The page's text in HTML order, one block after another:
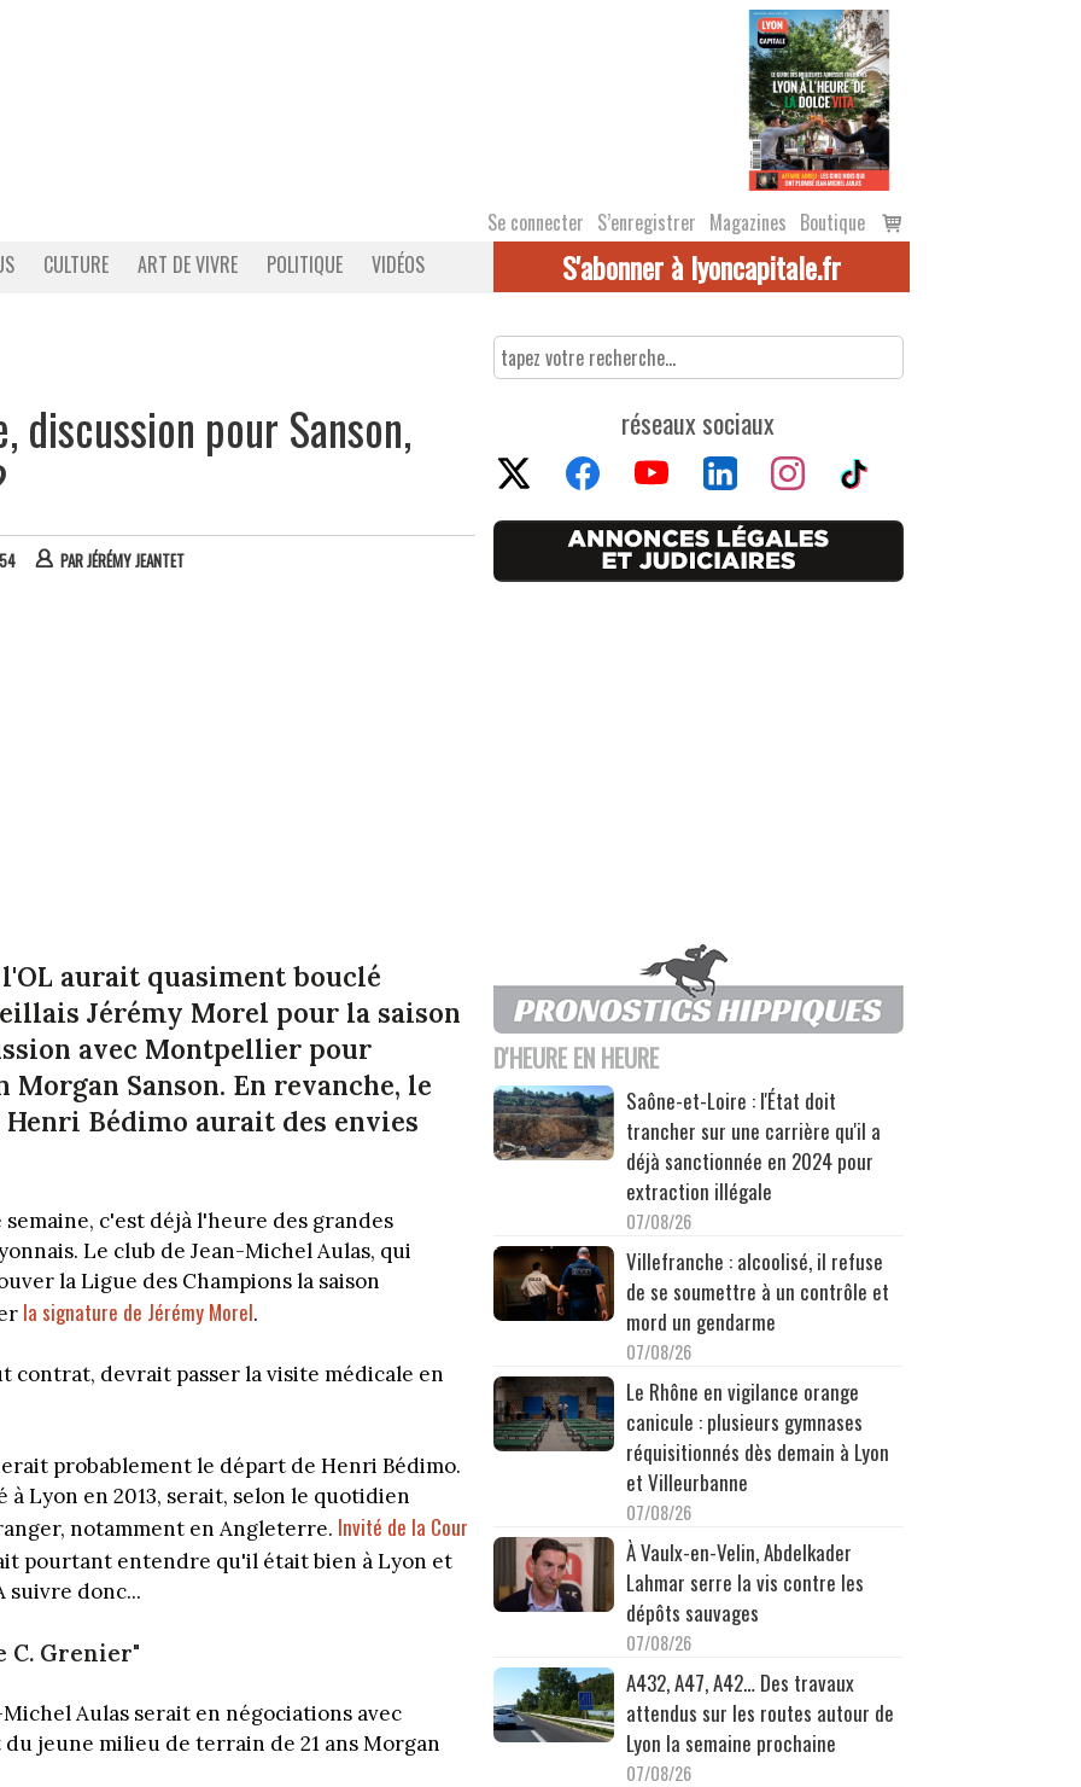
Se connecter S’enregistrer Magazines Boutique
Voir
le
CULTURE ART DE VIVRE POLITIQUE VIDÉOS S'abonner à lyoncapitale.fr
discussion pour Sanson,
PARJÉRÉMY JEANTET
aurait quasiment bouclé
Jérémy Morel pour la saison
avec Montpellier pour
Sanson. En revanche, le
Bédimo aurait des envies
c'est déjà l'heure des grandes
Le club de Jean-Michel Aulas, qui
la Ligue des Champions la saison
la signature de Jérémy Morel.
contrat, devrait passer la visite médicale en
probablement le départ de Henri Bédimo.
Lyon en 2013, serait, selon le quotidien
notamment en Angleterre. Invité de la Cour
pourtant entendre qu'il était bien à Lyon et
donc...
C. Grenier"
Aulas serait en négociations avec
jeune milieu de terrain de 21 ans Morgan
réseaux sociaux
D'HEURE EN HEURE
Saône-et-Loire : l'État doit
trancher sur une carrière qu'il a
déjà sanctionnée en 2024 pour
extraction illégale
07/08/26
Villefranche : alcoolisé, il refuse
de se soumettre à un contrôle et
mord un gendarme
07/08/26
Le Rhône en vigilance orange
canicule : plusieurs gymnases
réquisitionnés dès demain à Lyon
et Villeurbanne
07/08/26
À Vaulx-en-Velin, Abdelkader
Lahmar serre la vis contre les
dépôts sauvages
07/08/26
A432, A47, A42… Des travaux
attendus sur les routes autour de
Lyon la semaine prochaine
07/08/26